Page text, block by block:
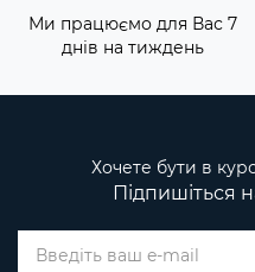
Ми працюємо для Вас 7
днів на тиждень
Хочете бути в
Підпишіться